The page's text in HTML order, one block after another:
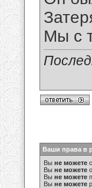
Мы с
Ваши права в
Вы не можете
Вы не можете
Вы не можете
Вы не можете